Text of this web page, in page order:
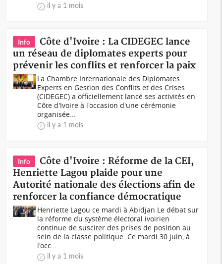
il y a 1 mois
Info
Côte d'Ivoire : La CIDEGEC lance
un réseau de diplomates experts pour
prévenir les conflits et renforcer la paix
La Chambre Internationale des Diplomates
Experts en Gestion des Conflits et des Crises
(CIDEGEC) a officiellement lancé ses activités en
Côte d'Ivoire à l'occasion d'une cérémonie
organisée...
il y a 1 mois
Info
Côte d'Ivoire : Réforme de la CEI,
Henriette Lagou plaide pour une
Autorité nationale des élections afin de
renforcer la confiance démocratique
Henriette Lagou ce mardi à Abidjan Le débat sur
la réforme du système électoral ivoirien
continue de susciter des prises de position au
sein de la classe politique. Ce mardi 30 juin, à
l'occ...
il y a 1 mois